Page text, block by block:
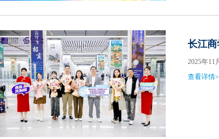
长江
2025年
查看详情